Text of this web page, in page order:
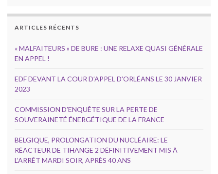
ARTICLES RÉCENTS
« MALFAITEURS » DE BURE : UNE RELAXE QUASI GÉNÉRALE
EN APPEL !
EDF DEVANT LA COUR D’APPEL D’ORLÉANS LE 30 JANVIER
2023
COMMISSION D’ENQUÊTE SUR LA PERTE DE
SOUVERAINETÉ ÉNERGÉTIQUE DE LA FRANCE
BELGIQUE, PROLONGATION DU NUCLÉAIRE: LE
RÉACTEUR DE TIHANGE 2 DÉFINITIVEMENT MIS À
L’ARRÊT MARDI SOIR, APRÈS 40 ANS